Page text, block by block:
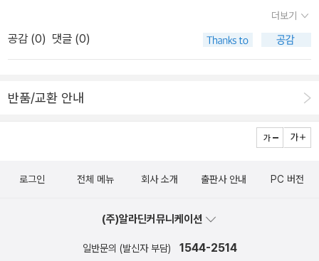
만나면 소원을 이뤄준다는 괴담에나 나오던 ‘사거리의 미소년’이 된
‘유리’와 그를 곁에서 지켜보는 친구 ‘희주’의 이야기로, 이희주 소설
세계를 열어젖히는 흥미로우면서도 모든 게 집약된, 입문하기 좋은
랑하고픈 욕망의 발로가 우정이란 이름으로 아름다운 쌍을 이룬다.
백과 추행, 탈취, 자살시도까지. 자신이 바랐던 순수한 사랑이 일그러
마음 먹으면서 유리는 길을 찾아간다. 모두에게서 사랑 받고자 거리
리고 엄마의 이야기가 유리의 아이돌의 꿈을 막는다. 그렇게 방황하
는 와중에도 희주는 언제고 그를 ‘영원한 관찰자’로서 응원하는데, 소
푸라기 인 담요 위에서 까슬까슬한 음모를 내보일 것이다. 젊음은 거
기 존재하니까....- P-1111p. «마유미»..'남자들도 그런 거겠지? 내
가 남자가 된다고 상상하면 곧장 수컷의 모습을 떠올리는 것처
짜 여자라는 걸 말야.'..'글쎄.'..'그런 남자들도 나를 보면 역겨운 마음
이 들까? 내가 남자 아닌 남자들이 역겹다고 생각하는 것처럼?'- P-1
216~217p. «해변 지도로부터의 탈출»...푸른 어둠 속을 걸으며 미도
는 사실에 대해 생각했다. 다리에 느껴지는 피로가 어제 발이 푹푹 빠
가 된다고 해도 어제의 몸은 오늘의 몸에 영향을 준다. 오늘의 몸은 내
일의 몸을, 내일의 몸은 그다음날의 몸을 변화시킬 것이다....- P-136
더보기
공감 (0) 댓글 (0)
반품/교환 안내
로그인 전체 메뉴 회사 소개 출판사 안내 PC 버전
(주)알라딘커뮤니케이션
일반문의 (발신자 부담) 1544-2514